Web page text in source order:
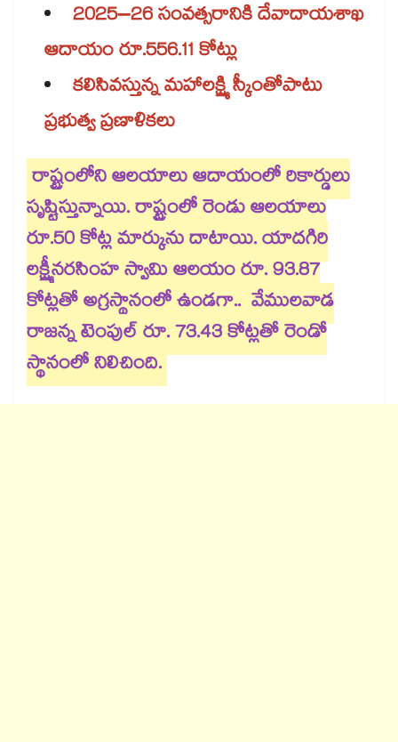
2025–26 సంవత్సరానికి దేవాదాయశాఖ
ఆదాయం రూ.556.11 కోట్లు
కలిసివస్తున్న మహాలక్ష్మి స్కీంతోపాటు
ప్రభుత్వ ప్రణాళికలు
రాష్ట్రంలోని ఆలయాలు ఆదాయంలో రికార్డులు
సృష్టిస్తున్నాయి. రాష్ట్రంలో రెండు ఆలయాలు
రూ.50 కోట్ల మార్కును దాటాయి. యాదగిరి
లక్ష్మీనరసింహ స్వామి ఆలయం రూ. 93.87
కోట్లతో అగ్రస్థానంలో ఉండగా.. వేములవాడ
రాజన్న టెంపుల్​ రూ. 73.43 కోట్లతో రెండో
స్థానంలో నిలిచింది.